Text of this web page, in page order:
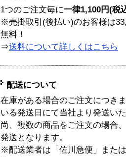
1つのご注文毎に一律1,100円(税
※売掛取引(後払い)のお客様は
無料！
⇒送料について詳しくはこちら
配送について
在庫がある場合のご注文につき
いる発送日にて当社より発送い
尚、複数の商品をご注文の場合
発送となります。
※配送業者は「佐川急便」また